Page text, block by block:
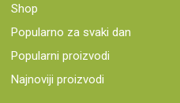
Shop
Popularno za svaki dan
Popularni proizvodi
Najnoviji proizvodi